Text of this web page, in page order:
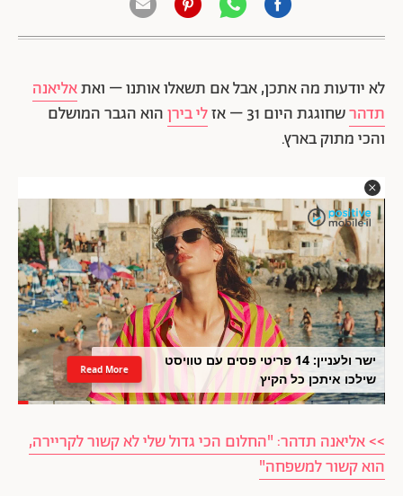
לא יודעות מה אתכן, אבל אם תשאלו אותנו – ואתאליאנה
תדהרשחוגגת היום 31 – אז לי בירןהוא הגבר המושלם
והכי מתוק בארץ.
ישר ולעניין: 14 פריטי פסים עם טוויסט
שילכו איתכן כל הקיץ
Read More
>> אליאנה תדהר: "החלום הכי גדול שלי לא קשור לקריירה,
הוא קשור למשפחה"